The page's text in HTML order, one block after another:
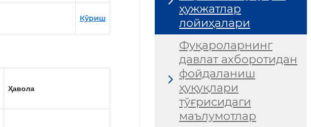
Кўриш
Ҳавола
ҳужжатлар
лойиҳалари
Фуқароларнинг
давлат ахборотидан
фойдаланиш
ҳуқуқлари
тўғрисидаги
маълумотлар